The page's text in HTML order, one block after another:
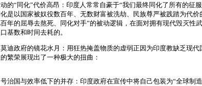
的“同化”代价高昂 ：印度人常常自豪于“我们最终同化了所有的征
化是以国家被奴役数百年、无数财富被洗劫、民族尊严被践踏为代价
百年的屈辱去熬死、同化对手”的被动逻辑，在面对拥有现代毁灭性
基数和时间去耗的。
莫迪政府的镜花水月：用狂热掩盖物质的虚弱正因为印度教缺乏现
繁荣展现出了一种极大的扭曲：
治国与效率低下的并存 ：印度政府在宣传中将自己包装为“全球制